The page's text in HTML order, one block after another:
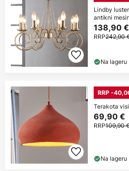
Lindby
antikni
138,90 €
RRP242,90
Na lageru
RRP -
Terakota
69,90 €
RRP109,90
Na lageru